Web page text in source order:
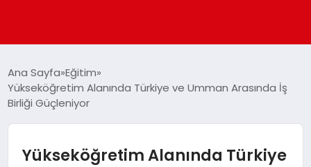
GÜNDEM
DÜNYA
Ana Sayfa Eğitim
Yükseköğretim Alanında Türkiye ve Umman Arasında İş
Birliği Güçleniyor
Yükseköğretim Alanında Türkiye